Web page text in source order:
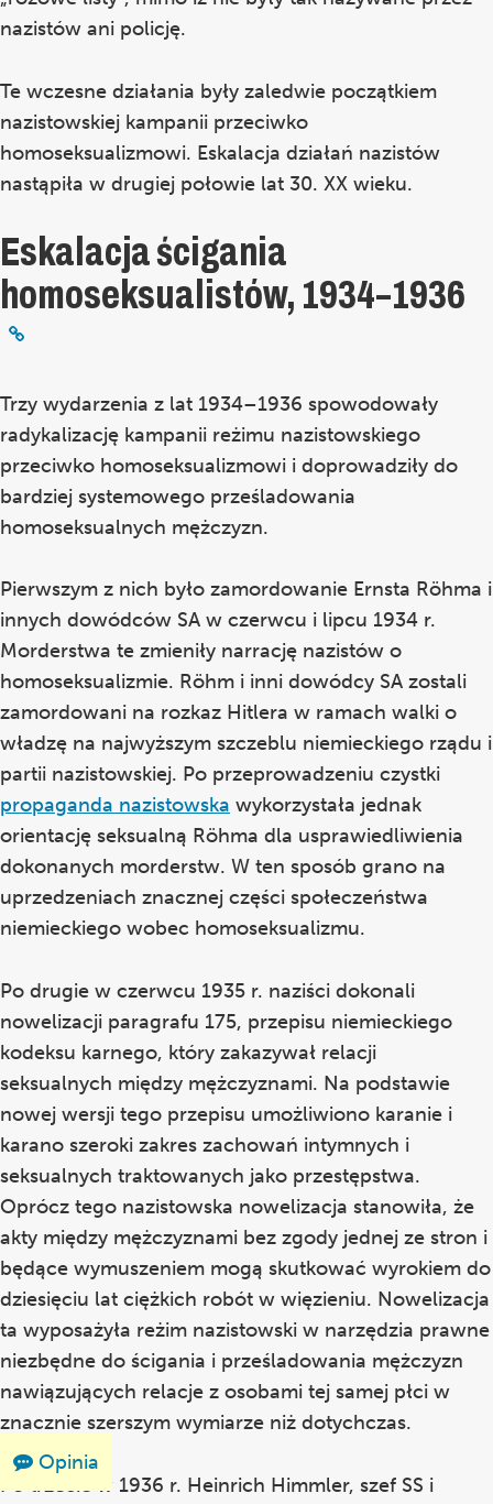
nazistów ani policję.
Te wczesne działania były zaledwie początkiem
nazistowskiej kampanii przeciwko
homoseksualizmowi. Eskalacja działań nazistów
nastąpiła w drugiej połowie lat 30. XX wieku.
Eskalacja ścigania
homoseksualistów, 1934–1936
Trzy wydarzenia z lat 1934–1936 spowodowały
radykalizację kampanii reżimu nazistowskiego
przeciwko homoseksualizmowi i doprowadziły do
bardziej systemowego prześladowania
homoseksualnych mężczyzn.
Pierwszym z nich było zamordowanie Ernsta Röhma i
innych dowódców SA w czerwcu i lipcu 1934 r.
Morderstwa te zmieniły narrację nazistów o
homoseksualizmie. Röhm i inni dowódcy SA zostali
zamordowani na rozkaz Hitlera w ramach walki o
władzę na najwyższym szczeblu niemieckiego rządu i
partii nazistowskiej. Po przeprowadzeniu czystki
propaganda nazistowska wykorzystała jednak
orientację seksualną Röhma dla usprawiedliwienia
dokonanych morderstw. W ten sposób grano na
uprzedzeniach znacznej części społeczeństwa
niemieckiego wobec homoseksualizmu.
Po drugie w czerwcu 1935 r. naziści dokonali
nowelizacji paragrafu 175, przepisu niemieckiego
kodeksu karnego, który zakazywał relacji
seksualnych między mężczyznami. Na podstawie
nowej wersji tego przepisu umożliwiono karanie i
karano szeroki zakres zachowań intymnych i
seksualnych traktowanych jako przestępstwa.
Oprócz tego nazistowska nowelizacja stanowiła, że
akty między mężczyznami bez zgody jednej ze stron i
będące wymuszeniem mogą skutkować wyrokiem do
dziesięciu lat ciężkich robót w więzieniu. Nowelizacja
ta wyposażyła reżim nazistowski w narzędzia prawne
niezbędne do ścigania i prześladowania mężczyzn
nawiązujących relacje z osobami tej samej płci w
znacznie szerszym wymiarze niż dotychczas.
Po trzecie w 1936 r. Heinrich Himmler, szef SS i
Opinia